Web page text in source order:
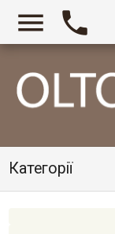
Категорії
 